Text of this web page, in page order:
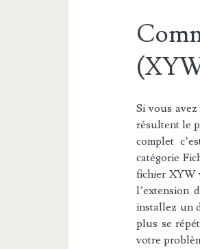
Si vous
résultent le
complet
catégorie
fichier XYW
l’extension
installez un
plus se
votre